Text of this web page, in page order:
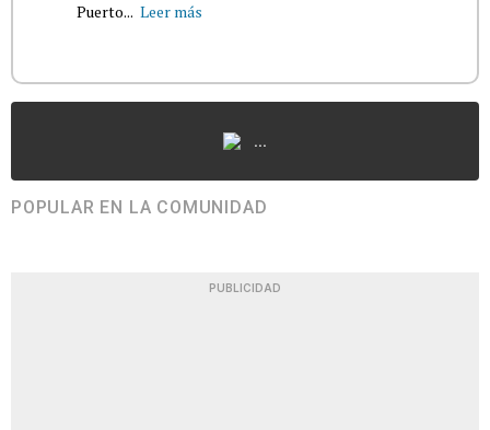
Puerto... Leer más
...
POPULAR EN LA COMUNIDAD
PUBLICIDAD